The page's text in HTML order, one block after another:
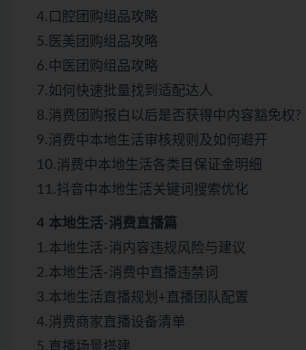
4.口腔团购组品攻略
5.医美团购组品攻略
6.中医团购组品攻略
7.如何快速批量找到适配达人
8.消费团购报白以后是否获得中内容豁免权?
9.消费中本地生活审核规则及如何避开
10.消费中本地生活各类目保证金明细
11.抖音中本地生活关键词搜索优化
4 本地生活-消费直播篇
1.本地生活-消内容违规风险与建议
2.本地生活-消费中直播违禁词
3.本地生活直播规划+直播团队配置
4.消费商家直播设备清单
5.直播场景搭建